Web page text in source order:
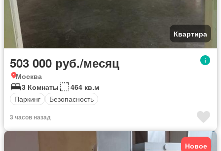
Квартира
503 000 руб./месяц
Москва
3 Комнаты
464 кв.м
Паркинг
Безопасность
3 часов назад
Новое